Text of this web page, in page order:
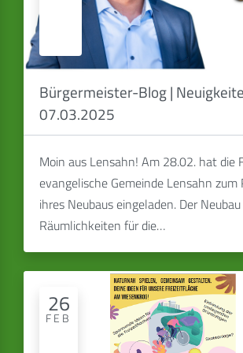
Bürgermeister-Blog |
07.03.2025
Moin aus Lensahn! Am 28.02. hat die
evangelische Gemeinde Lensahn
ihres Neubaus eingeladen. Der
Räumlichkeiten für die…
26
FEB